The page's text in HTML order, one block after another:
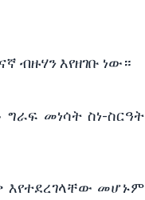
ብዙሃን እየዘገቡ ነው።
መነሳት ስነ-ስርዓት
እየተደረገላቸው መሆኑም